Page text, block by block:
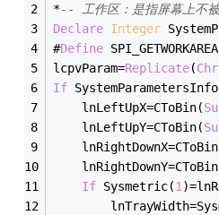
*-- 工作区：是指屏幕上不
Declare Integer
#Define
lcpvParam=Replicate(Chr
If
	lnLeftUpX
=CToBin(
	lnLeftUpY
=CToBin(
	lnRightDownX
=
	lnRightDownY
=
If Sysmetric(1 )=
		lnTrayWidth
=